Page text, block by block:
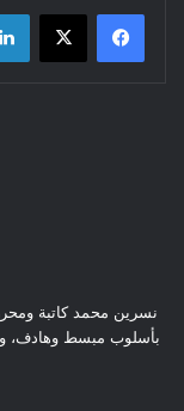
نسرين محمد كاتبة
بأسلوب مبسط وهادف،